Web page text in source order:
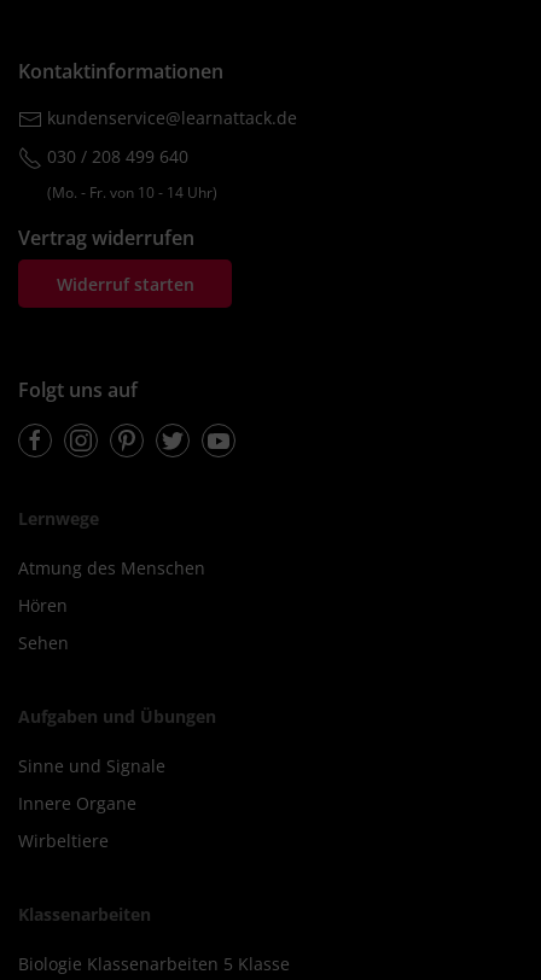
Kontaktinformationen
kundenservice@learnattack.de
030 / 208 499 640
(Mo. ‐ Fr. von 10 ‐ 14 Uhr)
Vertrag widerrufen
Widerruf starten
Folgt uns auf
FacebookInstagramPinterestTwitterYoutube
Lernwege
Atmung des Menschen
Hören
Sehen
Aufgaben und Übungen
Sinne und Signale
Innere Organe
Wirbeltiere
Klassenarbeiten
Biologie Klassenarbeiten 5 Klasse